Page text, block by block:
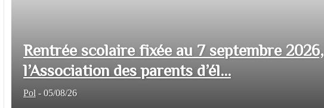
Rentrée scolaire fixée au 7 septembre 2026,
l’Association des parents d’él...
Pol - 05/08/26